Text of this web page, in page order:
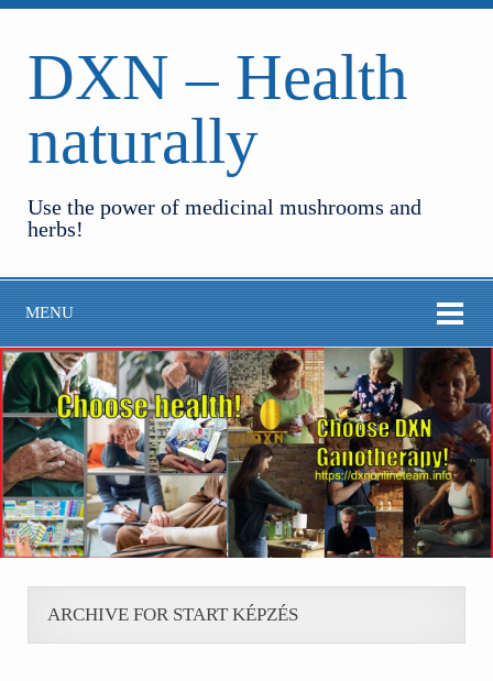
DXN – Health
naturally
Use the power of medicinal mushrooms and
herbs!
MENU
ARCHIVE FOR START KÉPZÉS